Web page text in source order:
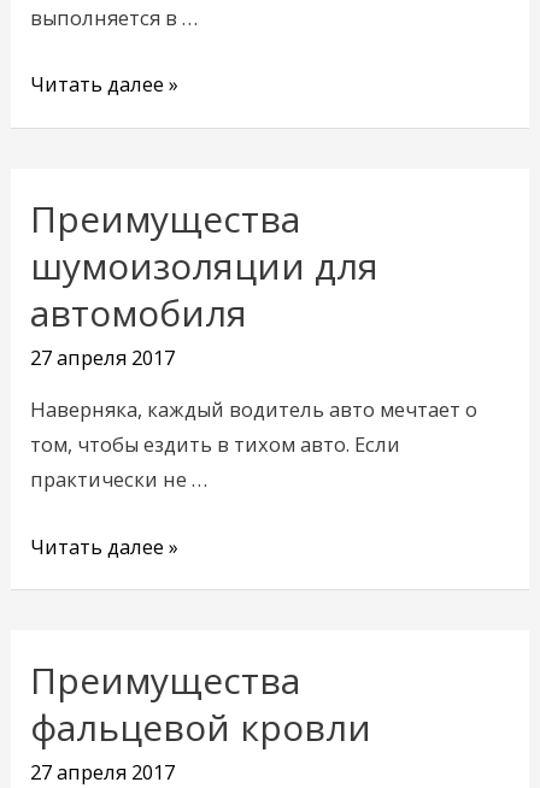
выполняется в …
Читать далее »
Преимущества
шумоизоляции для
автомобиля
27 апреля 2017
Наверняка, каждый водитель авто мечтает о
том, чтобы ездить в тихом авто. Если
практически не …
Преимущества
шумоизоляции
для
автомобиля
Читать далее »
Преимущества
фальцевой кровли
27 апреля 2017
Преимущества
фальцевой
кровли